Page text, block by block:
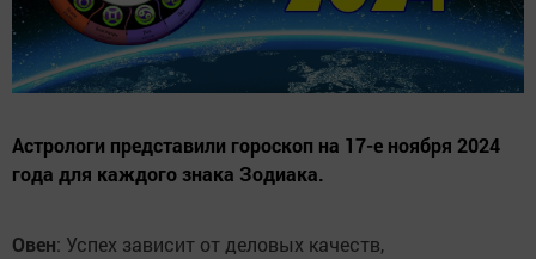
Астрологи представили гороскоп на 17-е ноября 2024
года для каждого знака Зодиака.
Овен: Успех зависит от деловых качеств,